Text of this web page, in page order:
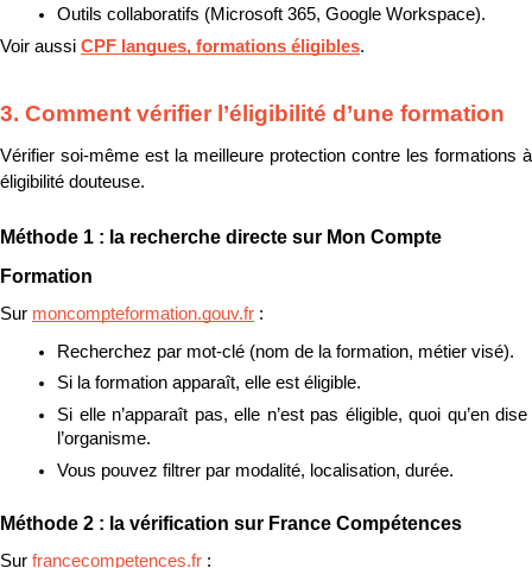
Outils collaboratifs (Microsoft 365, Google Workspace).
Voir aussi CPF langues, formations éligibles.
3. Comment vérifier l’éligibilité d’une formation
Vérifier soi-même est la meilleure protection contre les formations à
éligibilité douteuse.
Méthode 1 : la recherche directe sur Mon Compte
Formation
Sur moncompteformation.gouv.fr :
Recherchez par mot-clé (nom de la formation, métier visé).
Si la formation apparaît, elle est éligible.
Si elle n’apparaît pas, elle n’est pas éligible, quoi qu’en dise
l’organisme.
Vous pouvez filtrer par modalité, localisation, durée.
Méthode 2 : la vérification sur France Compétences
Sur francecompetences.fr :